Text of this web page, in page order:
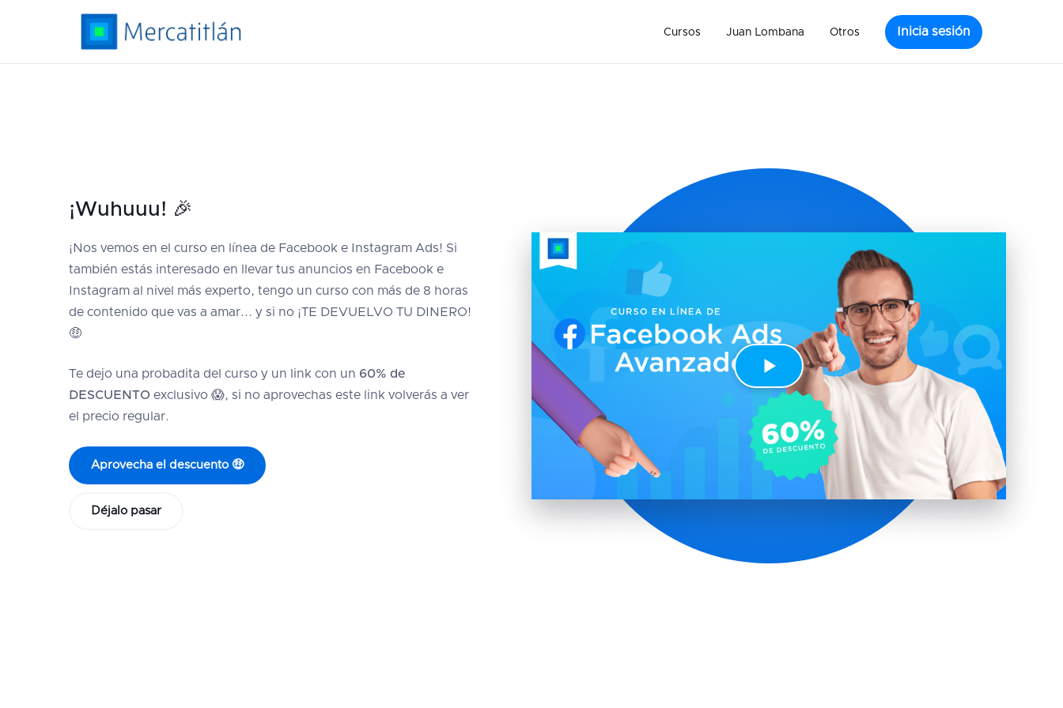
¡Wuhuuu! 🎉
¡Nos vemos en el curso en línea de Facebook e Instagram Ads! Si
también estás interesado en llevar tus anuncios en Facebook e
Instagram al nivel más experto, tengo un curso con más de 8 horas
de contenido que vas a amar... y si no ¡TE DEVUELVO TU DINERO!
🤑
Te dejo una probadita del curso y un link con un 60% de
DESCUENTO exclusivo 😱, si no aprovechas este link volverás a ver
el precio regular.
Aprovecha el descuento 🤑
Déjalo pasar
Cursos Juan Lombana Otros Inicia sesión